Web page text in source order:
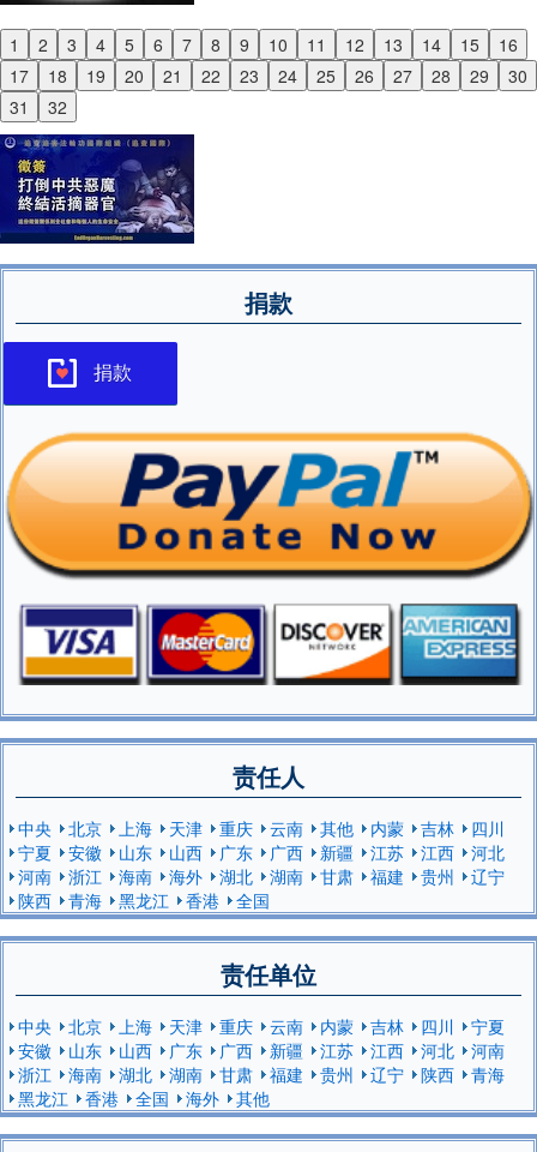
1 2 3 4 5 6 7 8 9 10 11 12 13 14 15
16
17
18 19 20 21 22 23 24 25 26 27 28 29
30
31
32
Previous
Next
捐款
捐款
责任人
中央 北京 上海 天津 重庆 云南 其他 内蒙 吉林
四川
宁夏
安徽 山东 山西 广东 广西 新疆 江苏 江西
河北
河南
浙江 海南 海外 湖北 湖南 甘肃 福建 贵州
辽宁
陕西
青海 黑龙江 香港 全国
责任单位
中央 北京 上海 天津 重庆 云南 内蒙 吉林 四川
宁夏
安徽
山东 山西 广东 广西 新疆 江苏 江西 河北
河南
浙江
海南 湖北 湖南 甘肃 福建 贵州 辽宁 陕西
青海
黑龙江
香港 全国 海外 其他